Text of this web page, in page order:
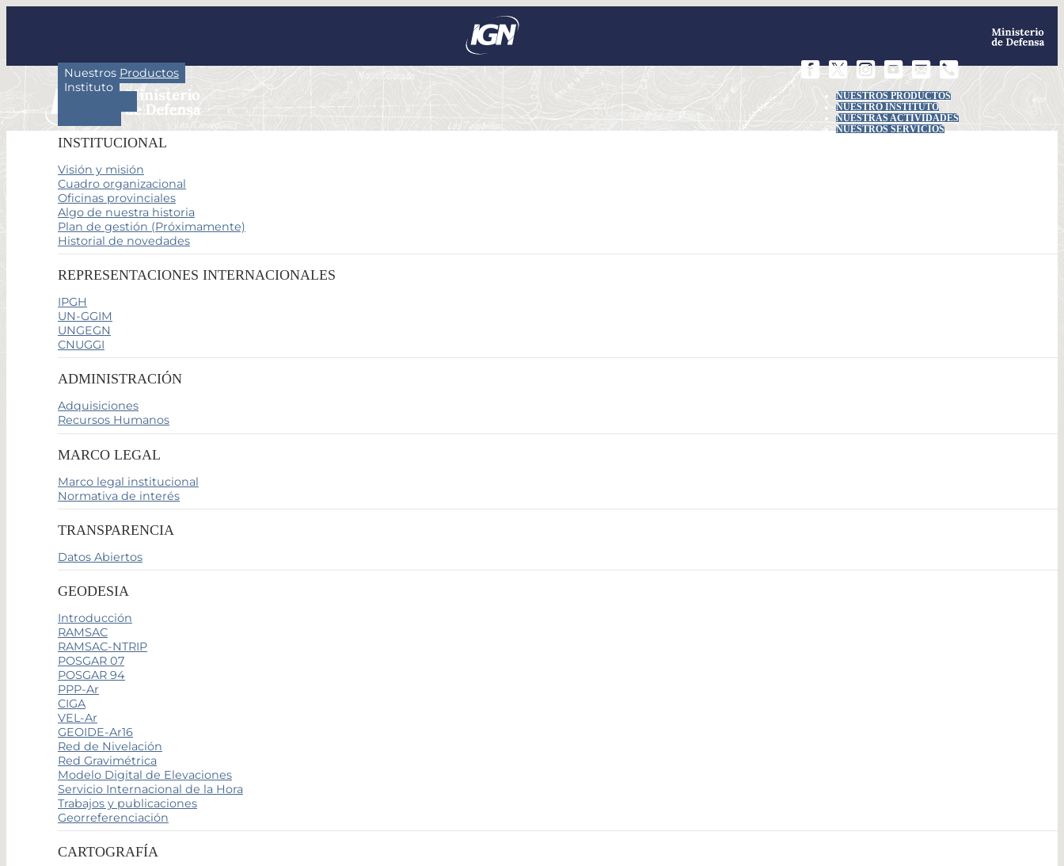
NUESTROS PRODUCTOS
NUESTRO INSTITUTO
NUESTRAS ACTIVIDADES
NUESTROS SERVICIOS
Nuestros Productos
Instituto
INSTITUCIONAL
Visión y misión
Cuadro organizacional
Oficinas provinciales
Algo de nuestra historia
Plan de gestión (Próximamente)
Historial de novedades
REPRESENTACIONES INTERNACIONALES
IPGH
UN-GGIM
UNGEGN
CNUGGI
ADMINISTRACIÓN
Adquisiciones
Recursos Humanos
MARCO LEGAL
Marco legal institucional
Normativa de interés
TRANSPARENCIA
Datos Abiertos
GEODESIA
Introducción
RAMSAC
RAMSAC-NTRIP
POSGAR 07
POSGAR 94
PPP-Ar
CIGA
VEL-Ar
GEOIDE-Ar16
Red de Nivelación
Red Gravimétrica
Modelo Digital de Elevaciones
Servicio Internacional de la Hora
Trabajos y publicaciones
Georreferenciación
CARTOGRAFÍA